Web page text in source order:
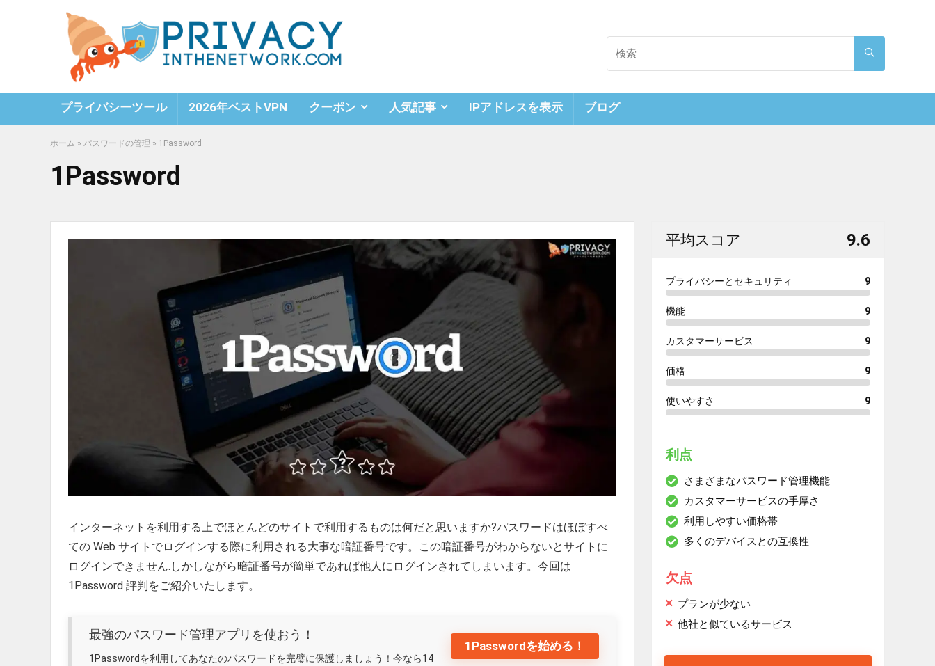
プライバシーツール 2026年ベストVPN クーポン 人気記事 IPアドレスを表示 ブログ
ホーム » パスワードの管理 » 1Password
1Password
インターネットを利用する上でほとんどのサイトで利用するものは何だと思いますか?パスワードはほぼすべ
ての Web サイトでログインする際に利用される大事な暗証番号です。この暗証番号がわからないとサイトに
ログインできません.しかしながら暗証番号が簡単であれば他人にログインされてしまいます。今回は
1Password 評判をご紹介いたします。
1Passwordを始める！
最強のパスワード管理アプリを使おう！
1Passwordを利用してあなたのパスワードを完璧に保護しましょう！今なら14
平均スコア 9.6
プライバシーとセキュリティ 9
機能 9
カスタマーサービス 9
価格 9
使いやすさ 9
利点
さまざまなパスワード管理機能
カスタマーサービスの手厚さ
利用しやすい価格帯
多くのデバイスとの互換性
欠点
プランが少ない
他社と似ているサービス